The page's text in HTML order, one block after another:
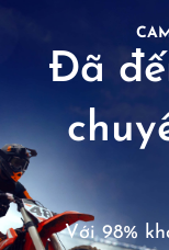
Đã
Với 98%